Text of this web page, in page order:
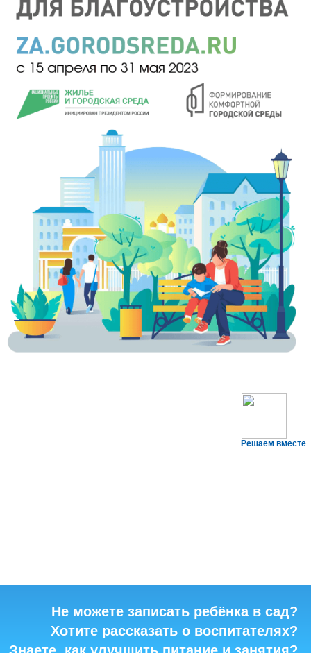
Решаем вместе
Не можете записать ребёнка в сад?
Хотите рассказать о воспитателях?